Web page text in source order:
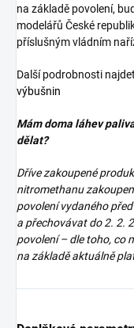
na základě povolení,
modelářů České
příslušným vládním
Další podrobnosti
výbušnin
Mám doma láhev
dělat?
Dříve zakoupené
nitromethanu
povolení vydaného
a přechovávat do 2. 2.
povolení – dle toho, co
na základě aktuálně